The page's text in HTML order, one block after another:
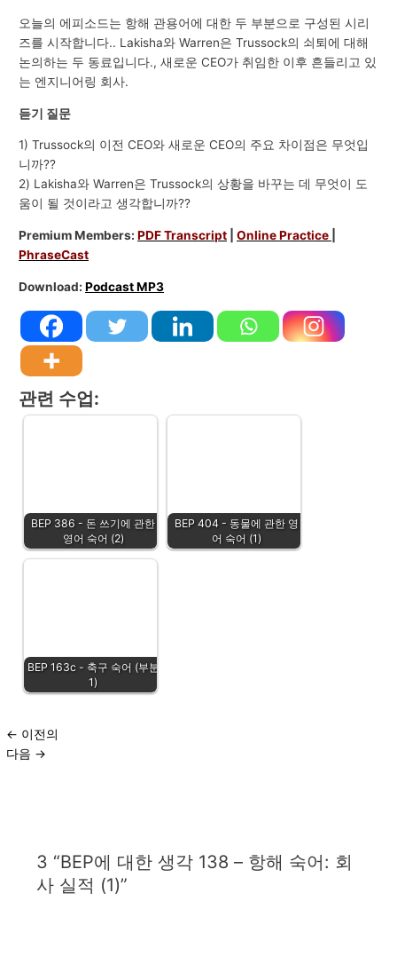
오늘의 에피소드는 항해 관용어에 대한 두 부분으로 구성된 시리
즈를 시작합니다.. Lakisha와 Warren은 Trussock의 쇠퇴에 대해
논의하는 두 동료입니다., 새로운 CEO가 취임한 이후 흔들리고 있
는 엔지니어링 회사.
듣기 질문
1) Trussock의 이전 CEO와 새로운 CEO의 주요 차이점은 무엇입
니까??
2) Lakisha와 Warren은 Trussock의 상황을 바꾸는 데 무엇이 도
움이 될 것이라고 생각합니까??
Premium Members:PDF Transcript |Online Practice
PhraseCast
Download:Podcast MP3
관련 수업:
BEP 386 - 돈 쓰기에 관한
영어 숙어 (2)
BEP 404 - 동물에 관한 영
어 숙어 (1)
BEP 163c - 축구 숙어 (부분
1)
← 이전의
다음 →
3 “BEP에 대한 생각 138 – 항해 숙어: 회
사 실적 (1)”